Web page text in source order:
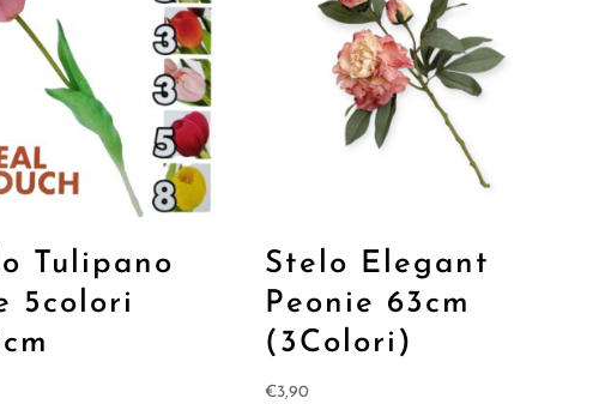
Tulipano
5colori
Stelo Elegant
Peonie 63cm
(3Colori)
€3,90